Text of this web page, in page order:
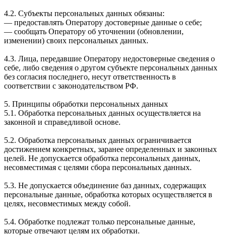
4.2. Субъекты персональных данных обязаны:
— предоставлять Оператору достоверные данные о себе;
— сообщать Оператору об уточнении (обновлении,
изменении) своих персональных данных.
4.3. Лица, передавшие Оператору недостоверные сведения о
себе, либо сведения о другом субъекте персональных данных
без согласия последнего, несут ответственность в
соответствии с законодательством РФ.
5. Принципы обработки персональных данных
5.1. Обработка персональных данных осуществляется на
законной и справедливой основе.
5.2. Обработка персональных данных ограничивается
достижением конкретных, заранее определенных и законных
целей. Не допускается обработка персональных данных,
несовместимая с целями сбора персональных данных.
5.3. Не допускается объединение баз данных, содержащих
персональные данные, обработка которых осуществляется в
целях, несовместимых между собой.
5.4. Обработке подлежат только персональные данные,
которые отвечают целям их обработки.